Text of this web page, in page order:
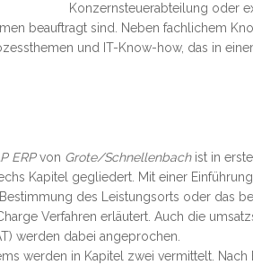
Konzernsteuerabteilung oder
beauftragt sind. Neben fachlichem
und IT-Know-how, das in
ERPvon Grote/Schnellenbachist in
Kapitel gegliedert. Mit einer
des Leistungsorts oder das
Verfahren erläutert. Auch die
werden dabei angeprochen.
werden in Kapitel zwei vermittelt.